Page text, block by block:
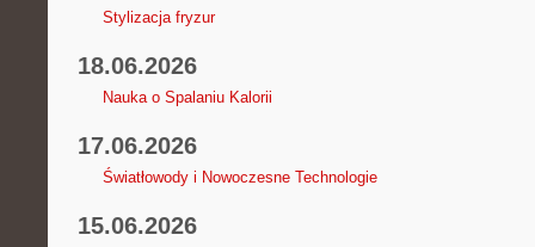
Stylizacja fryzur
18.06.2026
Nauka o Spalaniu Kalorii
17.06.2026
Światłowody i Nowoczesne Technologie
15.06.2026